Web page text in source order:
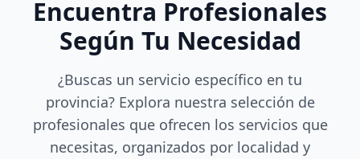
Encuentra Profesionales
Según Tu Necesidad
¿Buscas un servicio específico en tu
provincia? Explora nuestra selección de
profesionales que ofrecen los servicios que
necesitas, organizados por localidad y